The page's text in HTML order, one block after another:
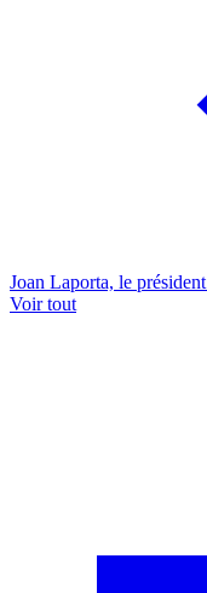
Joan Laporta, le
Voir tout